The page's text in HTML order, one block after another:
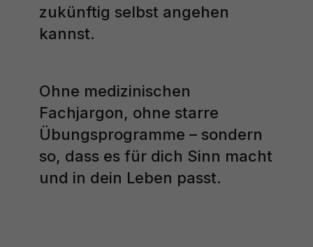
zukünftig selbst angehen
kannst.
Ohne medizinischen
Fachjargon, ohne starre
Übungsprogramme – sondern
so, dass es für dich Sinn macht
und in dein Leben passt.